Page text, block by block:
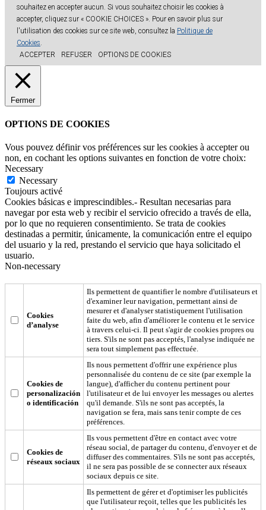
souhaitez en accepter aucun. Si vous souhaitez choisir les cookies à
accepter, cliquez sur « COOKIE CHOICES ». Pour en savoir plus sur
l'utilisation des cookies sur ce site web, consultez la Politique de
Cookies
ACCEPTER
REFUSER OPTIONS DE COOKIES
Fermer
OPTIONS DE COOKIES
Vous pouvez définir vos préférences sur les cookies à accepter ou
non, en cochant les options suivantes en fonction de votre choix:
Necessary
Necessary
Toujours activé
Cookies básicas e imprescindibles.- Resultan necesarias para
navegar por esta web y recibir el servicio ofrecido a través de ella,
por lo que no requieren consentimiento. Se trata de cookies
destinadas a permitir, únicamente, la comunicación entre el equipo
del usuario y la red, prestando el servicio que haya solicitado el
usuario.
Non-necessary
Cookies
d’analyse
Ils permettent de quantifier le nombre d'utilisateurs et
d'examiner leur navigation, permettant ainsi de
mesurer et d'analyser statistiquement l'utilisation
faite du web, afin d'améliorer le contenu et le service
à travers celui-ci. Il peut s'agir de cookies propres ou
tiers. S'ils ne sont pas acceptés, l'analyse indiquée ne
sera tout simplement pas effectuée.
Cookies de
personalización
o identificación
Ils nous permettent d'offrir une expérience plus
personnalisée du contenu de ce site (par exemple la
langue), d'afficher du contenu pertinent pour
l'utilisateur et de lui envoyer les messages ou alertes
qu'il demande. S'ils ne sont pas acceptés, la
navigation se fera, mais sans tenir compte de ces
préférences.
Cookies de
réseaux sociaux
Ils vous permettent d'être en contact avec votre
réseau social, de partager du contenu, d'envoyer et de
diffuser des commentaires. S'ils ne sont pas acceptés,
il ne sera pas possible de se connecter aux réseaux
sociaux depuis ce site.
Ils permettent de gérer et d'optimiser les publicités
que l'utilisateur reçoit, telles que les publicités les